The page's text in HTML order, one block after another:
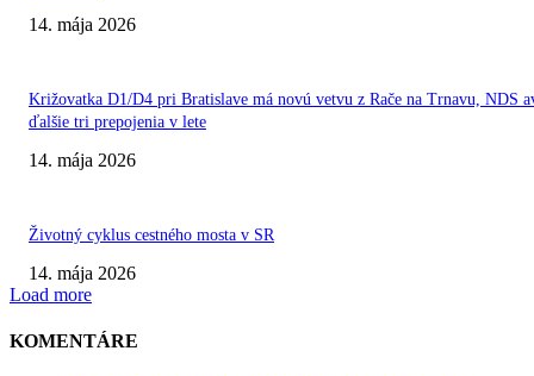
14. mája 2026
Križovatka D1/D4 pri Bratislave má novú vetvu z Rače na Trnavu, NDS
ďalšie tri prepojenia v lete
14. mája 2026
Životný cyklus cestného mosta v SR
14. mája 2026
Load more
KOMENTÁRE